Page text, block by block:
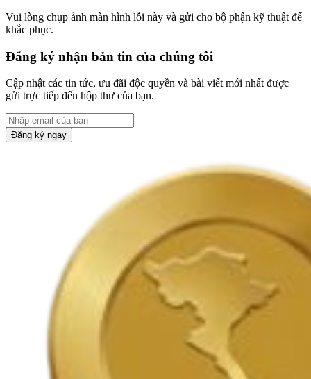
Vui lòng chụp ảnh màn hình lỗi này và gửi cho bộ phận kỹ thuật để
khắc phục.
Đăng ký nhận bản tin của chúng tôi
Cập nhật các tin tức, ưu đãi độc quyền và bài viết mới nhất được
gửi trực tiếp đến hộp thư của bạn.
Đăng ký ngay